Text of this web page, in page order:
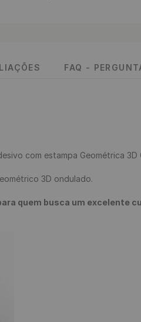
FAQ -
com estampa Geométrica 3D
quem busca um excelente